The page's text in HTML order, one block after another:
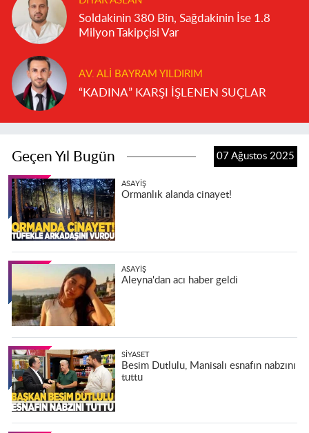
Soldakinin 380 Bin, Sağdakinin İse 1.8
Milyon Takipçisi Var
AV. ALI BAYRAM YILDIRIM
“KADINA” KARŞI İŞLENEN SUÇLAR
Geçen Yıl Bugün 07 Ağustos 2025
ASAYIŞ
Ormanlık alanda cinayet!
ASAYIŞ
Aleyna'dan acı haber geldi
SIYASET
Besim Dutlulu, Manisalı esnafın nabzını
tuttu